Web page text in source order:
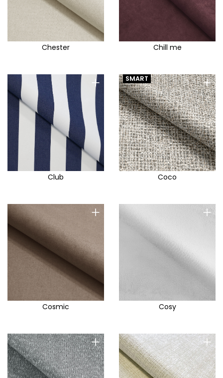
Chester Chill me
+
Club
+
SMART
Coco
+
Cosmic
+
Cosy
+ +